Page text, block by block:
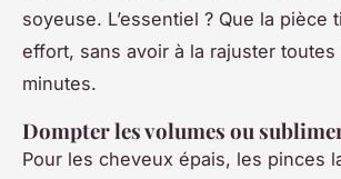
soyeuse. L’essentiel ? Que la pièce
effort, sans avoir à la rajuster toutes
minutes.
Dompter les volumes ou
Pour les cheveux épais, les pinces